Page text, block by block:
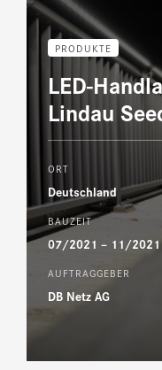
PRODUKTE
LED-
Lindau
ORT
Deutschland
BAUZEIT
07/2021 – 11/2021
AUFTRAGGEBER
DB Netz AG